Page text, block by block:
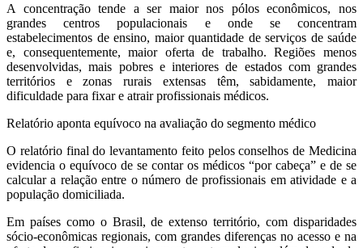
A concentração tende a ser maior nos pólos econômicos, nos
grandes centros populacionais e onde se concentram
estabelecimentos de ensino, maior quantidade de serviços de saúde
e, consequentemente, maior oferta de trabalho. Regiões menos
desenvolvidas, mais pobres e interiores de estados com grandes
territórios e zonas rurais extensas têm, sabidamente, maior
dificuldade para fixar e atrair profissionais médicos.
Relatório aponta equívoco na avaliação do segmento médico
O relatório final do levantamento feito pelos conselhos de Medicina
evidencia o equívoco de se contar os médicos “por cabeça” e de se
calcular a relação entre o número de profissionais em atividade e a
população domiciliada.
Em países como o Brasil, de extenso território, com disparidades
sócio-econômicas regionais, com grandes diferenças no acesso e na